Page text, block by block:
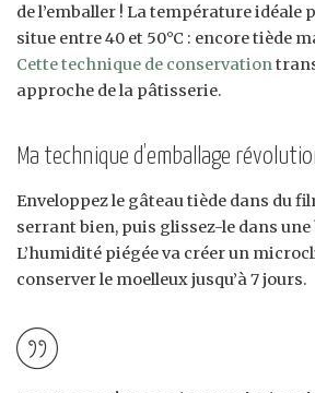
de l’emballer ! La température idéale
situe entre 40 et 50°C : encore tiède
Cette technique de conservation
approche de la pâtisserie.
Ma technique d’emballage
Enveloppez le gâteau tiède dans du
serrant bien, puis glissez-le dans
L’humidité piégée va créer un
conserver le moelleux jusqu’à 7 jours.